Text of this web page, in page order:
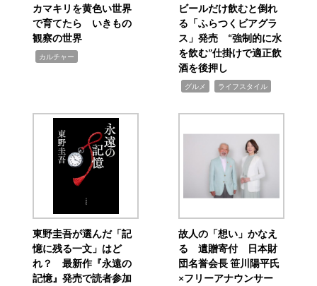
カマキリを黄色い世界
で育てたら いきもの
観察の世界
カルチャー
ビールだけ飲むと倒れ
る「ふらつくビアグラ
ス」発売 “強制的に水
を飲む”仕掛けで適正飲
酒を後押し
グルメ ライフスタイル
東野圭吾が選んだ「記
憶に残る一文」はど
れ？ 最新作『永遠の
記憶』発売で読者参加
故人の「想い」かなえ
る 遺贈寄付 日本財
団名誉会長 笹川陽平氏
×フリーアナウンサー